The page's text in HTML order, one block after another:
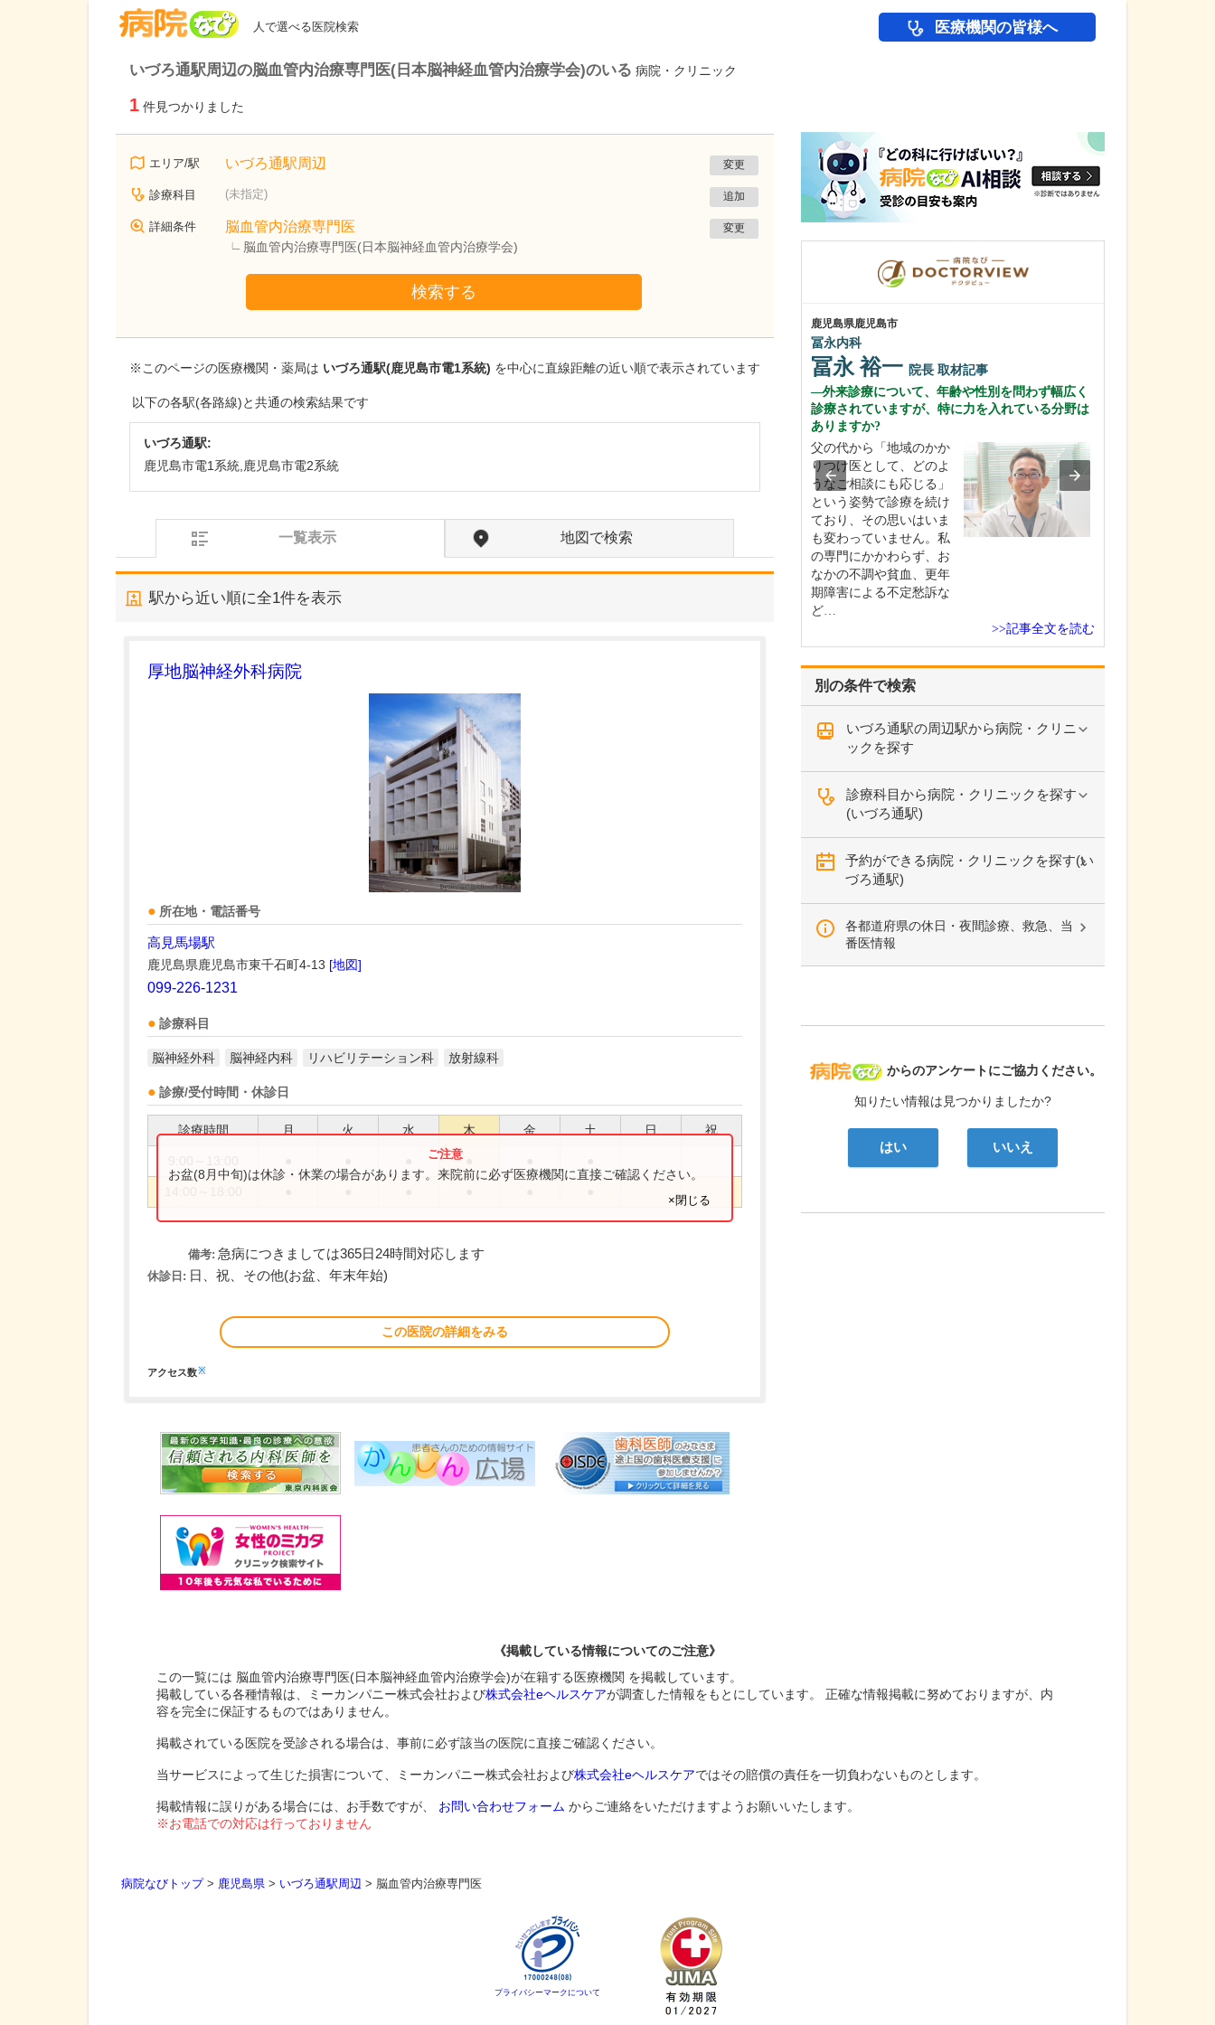
人で選べる医院検索 医療機関の皆様へ
いづろ通駅周辺の脳血管内治療専門医(日本脳神経血管内治療学会)のいる 病院・クリニック
1 件見つかりました
エリア/駅 いづろ通駅周辺 変更
診療科目 (未指定) 追加
詳細条件 脳血管内治療専門医
脳血管内治療専門医(日本脳神経血管内治療学会)
変更
検索する
※このページの医療機関・薬局は いづろ通駅(鹿児島市電1系統) を中心に直線距離の近い順で表示されています
以下の各駅(各路線)と共通の検索結果です
いづろ通駅:
鹿児島市電1系統,鹿児島市電2系統
一覧表示 地図で検索
駅から近い順に全1件を表示
厚地脳神経外科病院
所在地・電話番号
高見馬場駅
鹿児島県鹿児島市東千石町4-13 [地図]
099-226-1231
診療科目
脳神経外科 脳神経内科 リハビリテーション科 放射線科
診療/受付時間・休診日
診療時間 月 火 水 木 金 土 日 祝
お盆(8月中旬)は休診・休業の場合があります。来院前に必ず医療機関に直接ご確認ください。
×閉じる
備考: 急病につきましては365日24時間対応します
休診日: 日、祝、その他(お盆、年末年始)
この医院の詳細をみる
アクセス数※
別の条件で検索
いづろ通駅の周辺駅から病院・クリニ
ックを探す
診療科目から病院・クリニックを探す
(いづろ通駅)
予約ができる病院・クリニックを探す(い
づろ通駅)
各都道府県の休日・夜間診療、救急、当
番医情報
病院なび
からのアンケートにご協力ください。
知りたい情報は見つかりましたか?
はい いいえ
鹿児島県鹿児島市
冨永内科
冨永 裕一 院長 取材記事
外来診療について、年齢や性別を問わず幅広く
診療されていますが、特に力を入れている分野は
ありますか?
父の代から「地域のかか
りつけ医として、どのよ
うなご相談にも応じる」
という姿勢で診療を続け
ており、その思いはいま
も変わっていません。私
の専門にかかわらず、お
なかの不調や貧血、更年
期障害による不定愁訴な
ど…
>>記事全文を読む
品川ホヌクリニック
笠茂 明音 院長
現地では幸運を運ぶ神聖
ています。広く穏やかな
海を悠々と泳ぐホヌのよ
《掲載している情報についてのご注意》
この一覧には 脳血管内治療専門医(日本脳神経血管内治療学会)が在籍する医療機関 を掲載しています。
掲載している各種情報は、ミーカンパニー株式会社および株式会社eヘルスケアが調査した情報をもとにしています。 正確な情報掲載に努めておりますが、内
容を完全に保証するものではありません。
掲載されている医院を受診される場合は、事前に必ず該当の医院に直接ご確認ください。
当サービスによって生じた損害について、ミーカンパニー株式会社および株式会社eヘルスケアではその賠償の責任を一切負わないものとします。
掲載情報に誤りがある場合には、お手数ですが、 お問い合わせフォーム からご連絡をいただけますようお願いいたします。
※お電話での対応は行っておりません
病院なびトップ> 鹿児島県 > いづろ通駅周辺 > 脳血管内治療専門医
プライバシーマークについて